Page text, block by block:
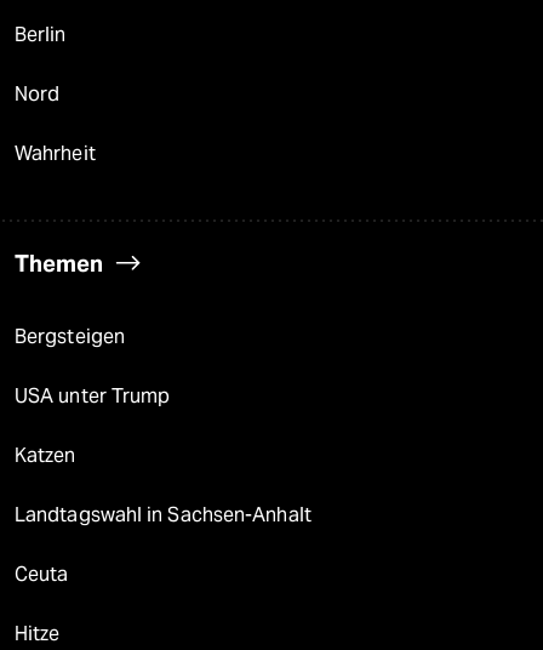
Berlin
Nord
Wahrheit
Themen
Bergsteigen
USA unter Trump
Katzen
Landtagswahl in Sachsen-Anhalt
Ceuta
Hitze